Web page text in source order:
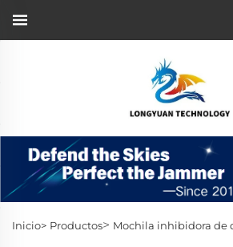
Inicio> Productos> Mochila inhibidora de